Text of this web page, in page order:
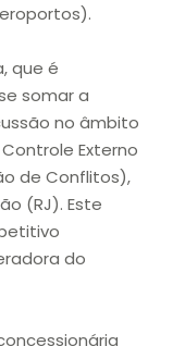
que é
somar a
no âmbito
Externo
de Conflitos),
(RJ). Este
do